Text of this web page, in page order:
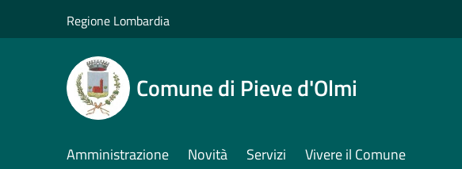
Regione Lombardia
Comune di Pieve d'Olmi
Amministrazione Novità Servizi Vivere il Comune